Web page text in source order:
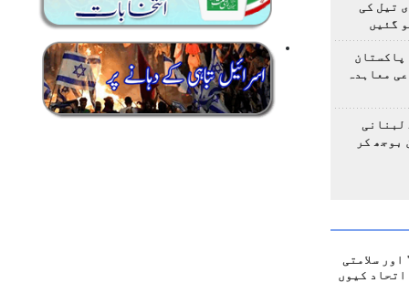
تیل کی
گئیں
پاکستان
معاہدہ
لبنانی
بوجھ کر
سلامتی
اتحاد کیوں